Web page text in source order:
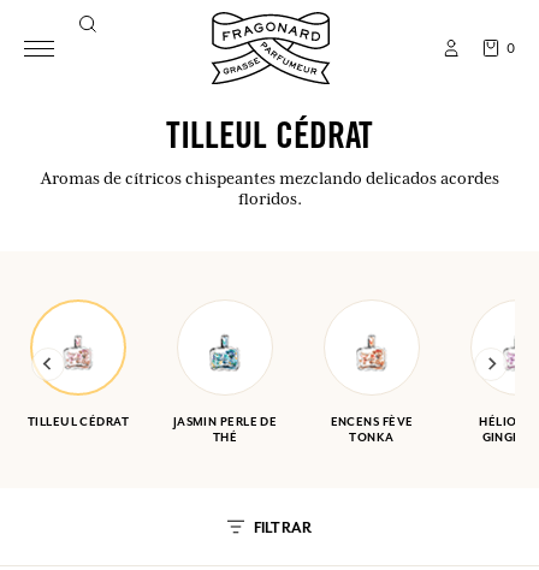
0
TILLEUL CÉDRAT
Aromas de cítricos chispeantes mezclando delicados acordes
floridos.
TILLEUL CÉDRAT
JASMIN PERLE DE
THÉ
ENCENS FÈVE
TONKA
FILTRAR